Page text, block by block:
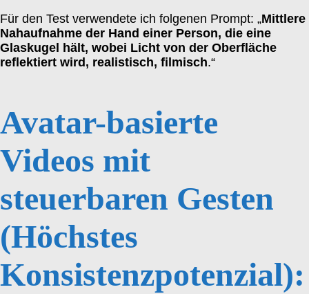
Für den Test verwendete ich folgenen Prompt: „Mittlere
Nahaufnahme der Hand einer Person, die eine
Glaskugel hält, wobei Licht von der Oberfläche
reflektiert wird, realistisch, filmisch.“
Avatar-basierte
Videos mit
steuerbaren Gesten
(Höchstes
Konsistenzpotenzial):